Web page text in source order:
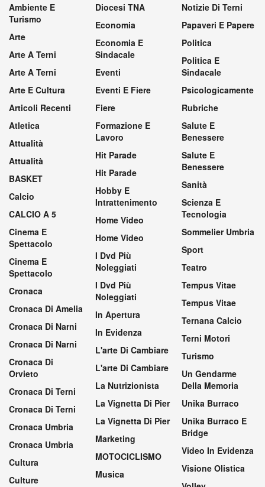
Ambiente E
Turismo
Arte
Arte A Terni
Arte A Terni
Arte E Cultura
Articoli Recenti
Atletica
Attualità
Attualità
BASKET
Calcio
CALCIO A 5
Cinema E
Spettacolo
Cinema E
Spettacolo
Cronaca
Cronaca Di Amelia
Cronaca Di Narni
Cronaca Di Narni
Cronaca Di
Orvieto
Cronaca Di Terni
Cronaca Di Terni
Cronaca Umbria
Cronaca Umbria
Cultura
Culture
Diocesi TNA
Economia
Economia E
Sindacale
Eventi
Eventi E Fiere
Fiere
Formazione E
Lavoro
Hit Parade
Hit Parade
Hobby E
Intrattenimento
Home Video
Home Video
I Dvd Più
Noleggiati
I Dvd Più
Noleggiati
In Apertura
In Evidenza
L'arte Di Cambiare
L'arte Di Cambiare
La Nutrizionista
La Vignetta Di Pier
La Vignetta Di Pier
Marketing
MOTOCICLISMO
Musica
Notizie Di Terni
Papaveri E Papere
Politica
Politica E
Sindacale
Psicologicamente
Rubriche
Salute E
Benessere
Salute E
Benessere
Sanità
Scienza E
Tecnologia
Sommelier Umbria
Sport
Teatro
Tempus Vitae
Tempus Vitae
Ternana Calcio
Terni Motori
Turismo
Un Gendarme
Della Memoria
Unika Burraco
Unika Burraco E
Bridge
Video In Evidenza
Visione Olistica